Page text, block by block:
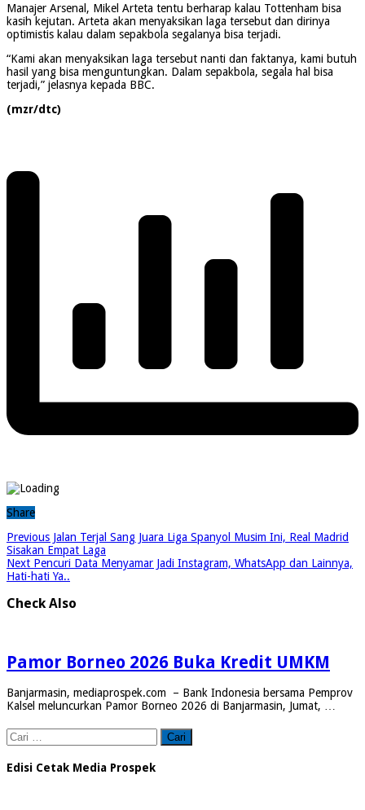
Manajer Arsenal, Mikel Arteta tentu berharap kalau Tottenham bisa
kasih kejutan. Arteta akan menyaksikan laga tersebut dan dirinya
optimistis kalau dalam sepakbola segalanya bisa terjadi.
“Kami akan menyaksikan laga tersebut nanti dan faktanya, kami butuh
hasil yang bisa menguntungkan. Dalam sepakbola, segala hal bisa
terjadi,” jelasnya kepada BBC.
(mzr/dtc)
Share
Previous Jalan Terjal Sang Juara Liga Spanyol Musim Ini, Real Madrid
Sisakan Empat Laga
Next Pencuri Data Menyamar Jadi Instagram, WhatsApp dan Lainnya,
Hati-hati Ya..
Check Also
Pamor Borneo 2026 Buka Kredit UMKM
Banjarmasin, mediaprospek.com – Bank Indonesia bersama Pemprov
Kalsel meluncurkan Pamor Borneo 2026 di Banjarmasin, Jumat, …
Cari
untuk:
Edisi Cetak Media Prospek